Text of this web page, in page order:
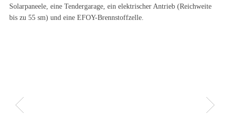
Solarpaneele, eine Tendergarage, ein elektrischer Antrieb (Reichweite
bis zu 55 sm) und eine EFOY-Brennstoffzelle.